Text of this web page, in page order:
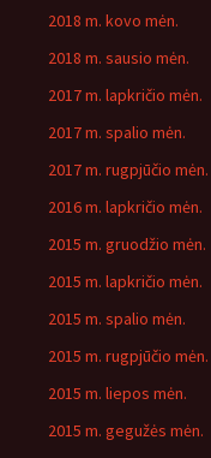
2018 m. kovo mėn.
2018 m. sausio mėn.
2017 m. lapkričio mėn.
2017 m. spalio mėn.
2017 m. rugpjūčio mėn.
2016 m. lapkričio mėn.
2015 m. gruodžio mėn.
2015 m. lapkričio mėn.
2015 m. spalio mėn.
2015 m. rugpjūčio mėn.
2015 m. liepos mėn.
2015 m. gegužės mėn.